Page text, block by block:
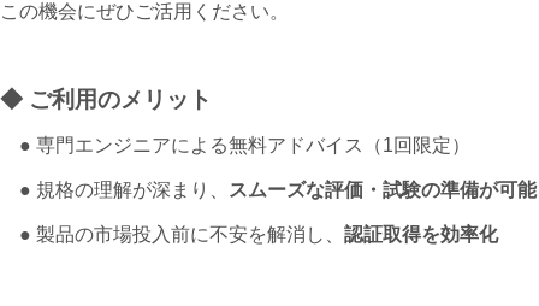
この機会にぜひご活用ください。
◆ ご利用のメリット
● 専門エンジニアによる無料アドバイス（1回限定）
● 規格の理解が深まり、 スムーズな評価・試験の準備が可能
● 製品の市場投入前に不安を解消し、 認証取得を効率化